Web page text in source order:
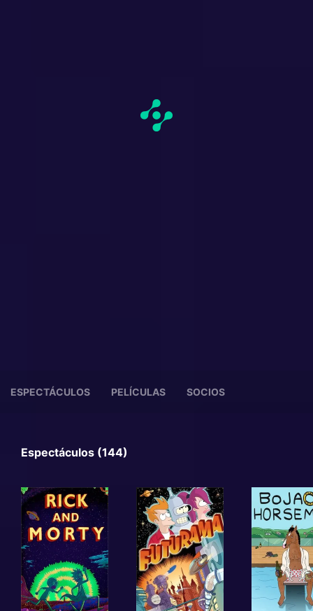
ESPECTÁCULOS PELÍCULAS SOCIOS
Espectáculos (144)